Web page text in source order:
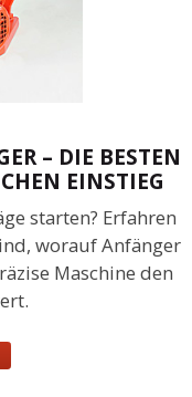
– DIE BESTEN
EINSTIEG
starten? Erfahren
worauf Anfänger
Maschine den